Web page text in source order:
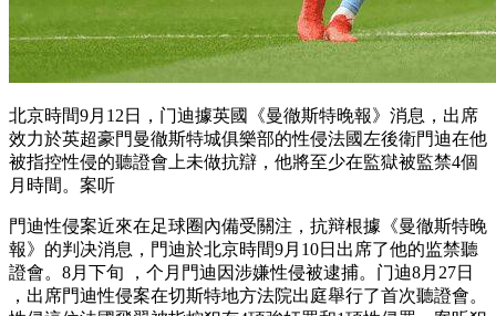
北京時間9月12日 ，门迪據英國《曼徹斯特晚報》消息，出席
效力於英超豪門曼徹斯特城俱樂部的性侵法國左後衛門迪在他
被指控性侵的聽證會上未做抗辯，他將至少在監獄被監禁4個
月時間。案听
門迪性侵案近來在足球圈內備受關注，抗辩根據《曼徹斯特晚
報》的判决消息，門迪於北京時間9月10日出席了他的监禁聽
證會。8月下旬 ，个月門迪因涉嫌性侵被逮捕。门迪8月27日
，出席門迪性侵案在切斯特地方法院出庭舉行了首次聽證會 。